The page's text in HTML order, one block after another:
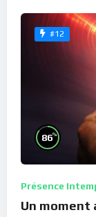
#12
86%
Présence
Un moment